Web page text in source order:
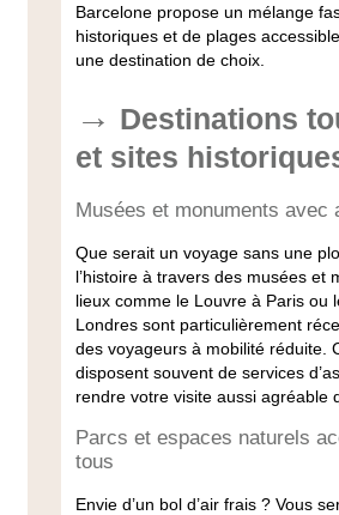
Barcelonepropose un mélange
historiques et de plages
une destination de choix.
Destinations
et sites
Musées et monuments avec
Que serait un voyage sans une
l’histoire à travers des musées et
lieux comme le Louvre à Paris ou
Londres sont particulièrement
des voyageurs à mobilité réduite.
disposent souvent de services
rendre votre visite aussi agréable
Parcs et espaces naturels
tous
Envie d’un bol d’air frais ? Vous